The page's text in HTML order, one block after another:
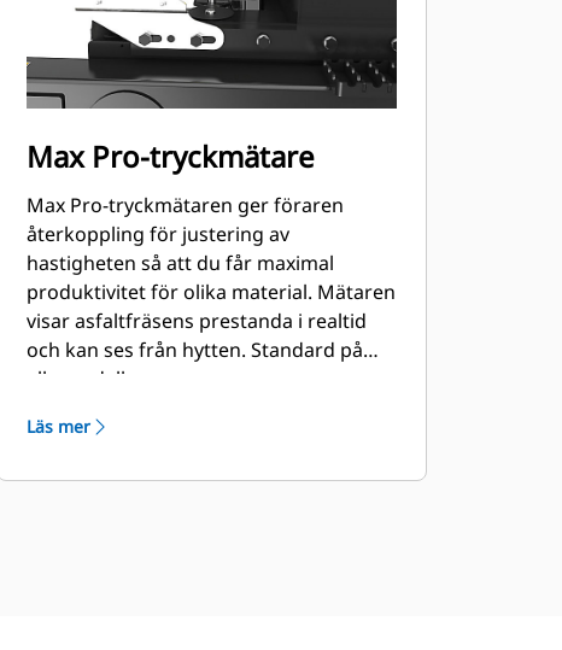
Max Pro-tryckmätare
Max Pro-tryckmätaren ger föraren
återkoppling för justering av
hastigheten så att du får maximal
produktivitet för olika material. Mätaren
visar asfaltfräsens prestanda i realtid
och kan ses från hytten. Standard på
alla modeller.
Läs mer